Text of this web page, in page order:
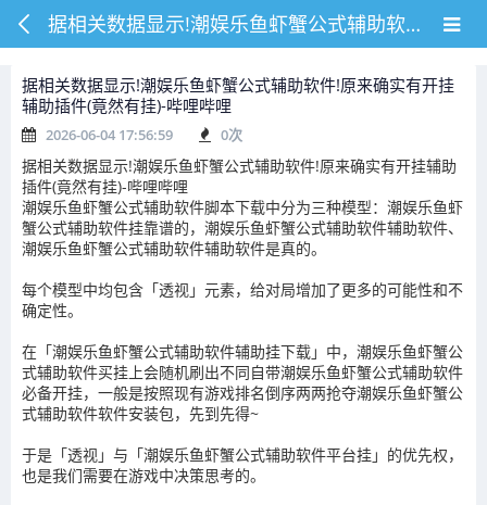
据相关数据显示!潮娱乐鱼虾蟹公式辅助软件!原来确实有开挂辅助插件(竟然有挂)-哔哩哔哩
据相关数据显示!潮娱乐鱼虾蟹公式辅助软件!原来确实有开挂
辅助插件(竟然有挂)-哔哩哔哩
2026-06-04 17:56:59 0次
据相关数据显示!潮娱乐鱼虾蟹公式辅助软件!原来确实有开挂辅助
插件(竟然有挂)-哔哩哔哩
潮娱乐鱼虾蟹公式辅助软件脚本下载中分为三种模型：潮娱乐鱼虾
蟹公式辅助软件挂靠谱的，潮娱乐鱼虾蟹公式辅助软件辅助软件、
潮娱乐鱼虾蟹公式辅助软件辅助软件是真的。
每个模型中均包含「透视」元素，给对局增加了更多的可能性和不
确定性。
在「潮娱乐鱼虾蟹公式辅助软件辅助挂下载」中，潮娱乐鱼虾蟹公
式辅助软件买挂上会随机刷出不同自带潮娱乐鱼虾蟹公式辅助软件
必备开挂，一般是按照现有游戏排名倒序两两抢夺潮娱乐鱼虾蟹公
式辅助软件软件安装包，先到先得~
于是「透视」与「潮娱乐鱼虾蟹公式辅助软件平台挂」的优先权，
也是我们需要在游戏中决策思考的。